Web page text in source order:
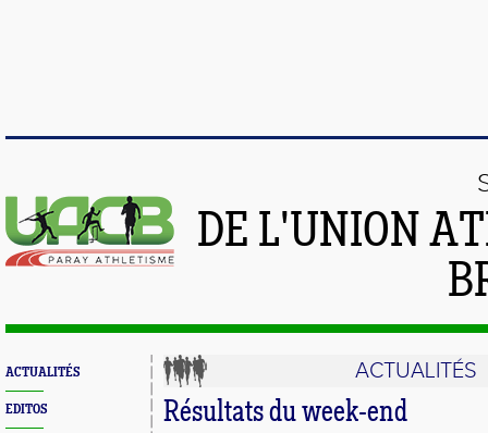
DE L'UNION
ACTUALITÉS
EDITOS
ACTUALITÉS
Résultats du week-end